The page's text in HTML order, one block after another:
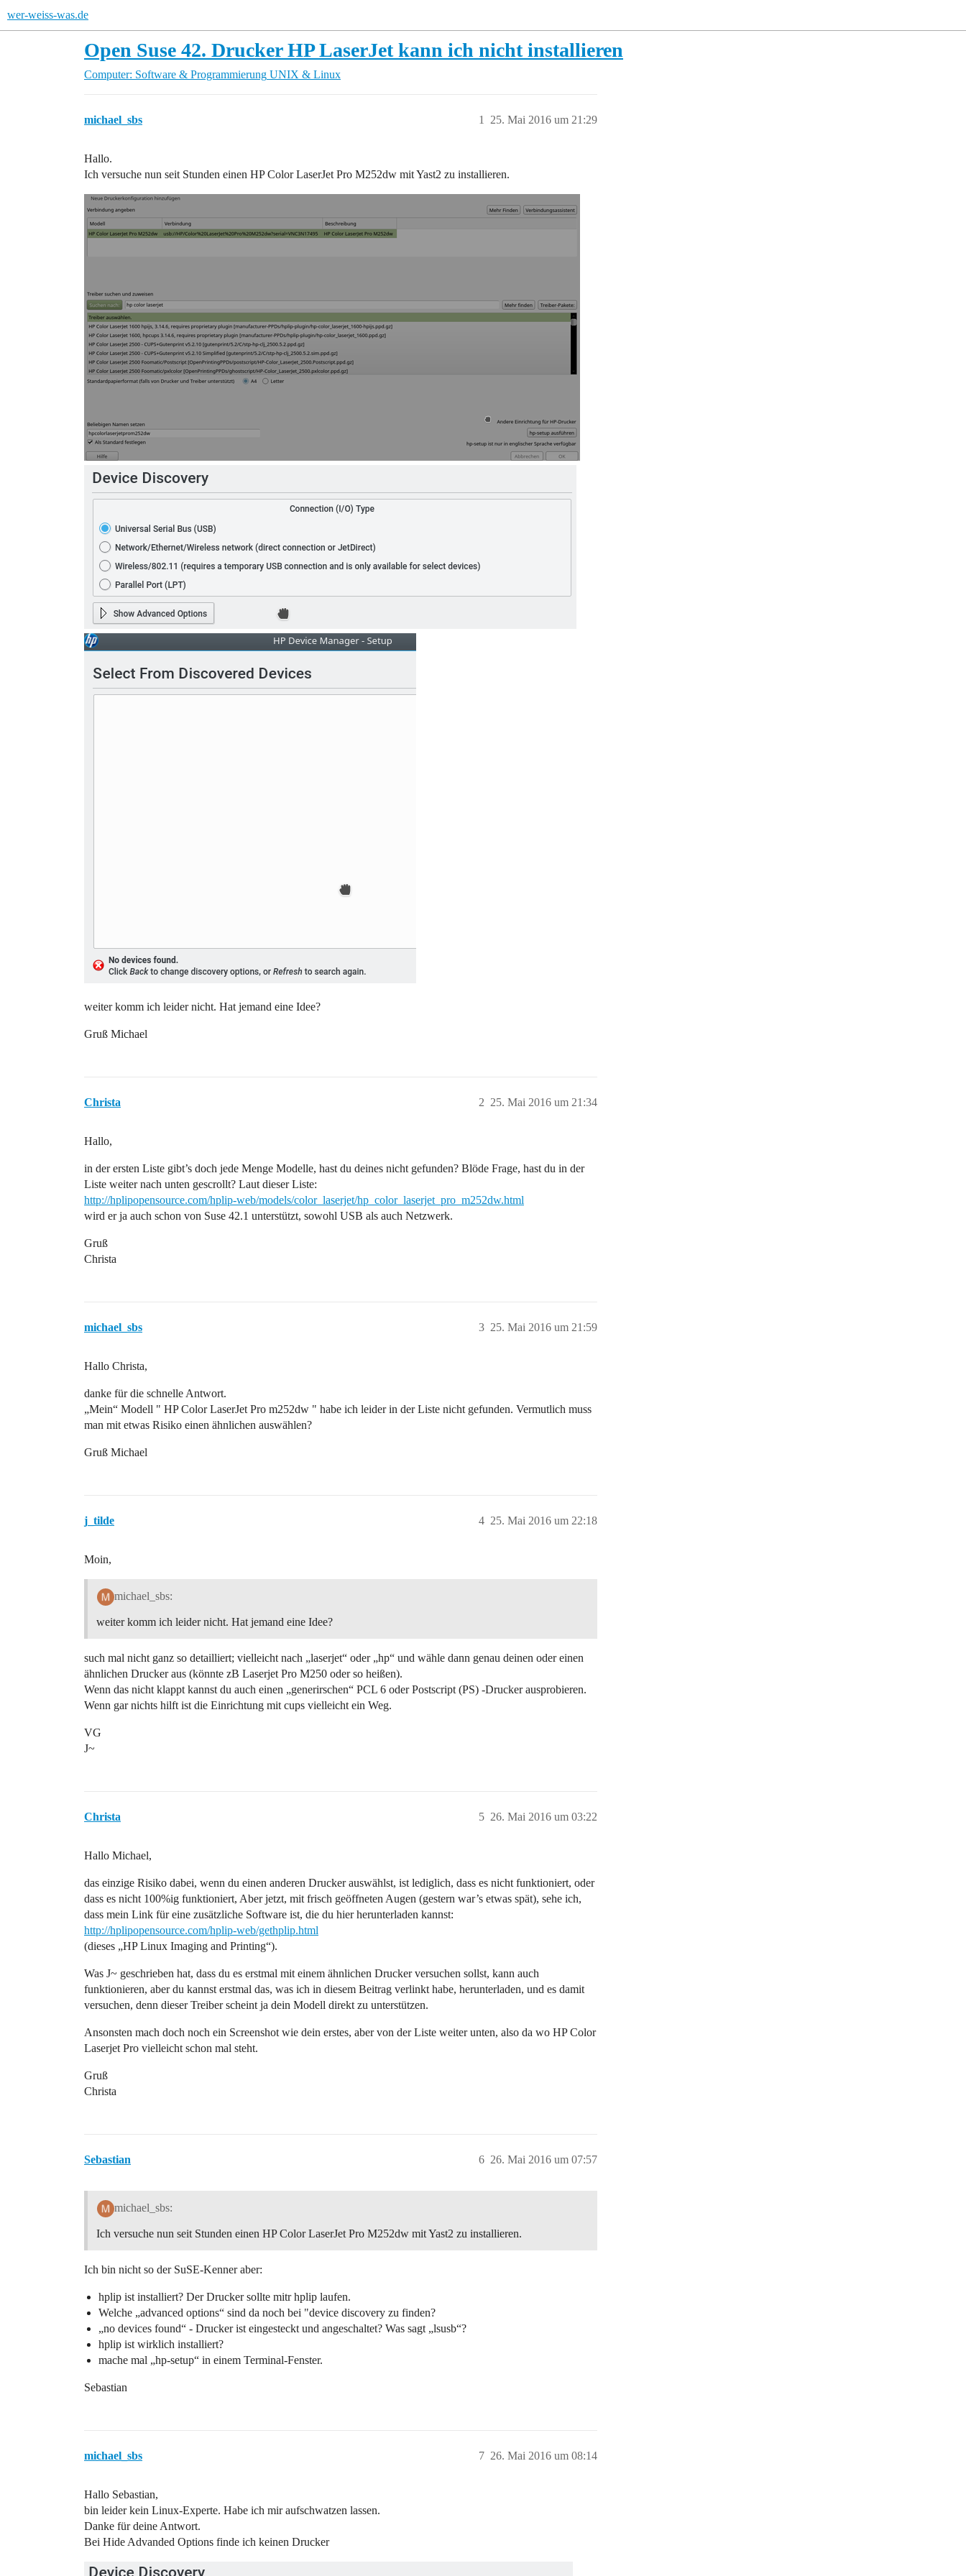
wer-weiss-was.de
Open Suse 42. Drucker HP LaserJet kann ich nicht installieren
Computer: Software & Programmierung UNIX & Linux
michael_sbs 25. Mai 2016 um 21:29
1
Hallo.
Ich versuche nun seit Stunden einen HP Color LaserJet Pro M252dw mit Yast2 zu installieren.
weiter komm ich leider nicht. Hat jemand eine Idee?
Gruß Michael
Christa 25. Mai 2016 um 21:34
2
Hallo,
in der ersten Liste gibt’s doch jede Menge Modelle, hast du deines nicht gefunden? Blöde Frage, hast du in der
Liste weiter nach unten gescrollt? Laut dieser Liste:
http://hplipopensource.com/hplip-web/models/color_laserjet/hp_color_laserjet_pro_m252dw.html
wird er ja auch schon von Suse 42.1 unterstützt, sowohl USB als auch Netzwerk.
Gruß
Christa
michael_sbs 25. Mai 2016 um 21:59
3
Hallo Christa,
danke für die schnelle Antwort.
„Mein“ Modell " HP Color LaserJet Pro m252dw " habe ich leider in der Liste nicht gefunden. Vermutlich muss
man mit etwas Risiko einen ähnlichen auswählen?
Gruß Michael
j_tilde 25. Mai 2016 um 22:18
4
Moin,
michael_sbs:
weiter komm ich leider nicht. Hat jemand eine Idee?
such mal nicht ganz so detailliert; vielleicht nach „laserjet“ oder „hp“ und wähle dann genau deinen oder einen
ähnlichen Drucker aus (könnte zB Laserjet Pro M250 oder so heißen).
Wenn das nicht klappt kannst du auch einen „generirschen“ PCL 6 oder Postscript (PS) -Drucker ausprobieren.
Wenn gar nichts hilft ist die Einrichtung mit cups vielleicht ein Weg.
VG
J~
Christa 26. Mai 2016 um 03:22
5
Hallo Michael,
das einzige Risiko dabei, wenn du einen anderen Drucker auswählst, ist lediglich, dass es nicht funktioniert, oder
dass es nicht 100%ig funktioniert, Aber jetzt, mit frisch geöffneten Augen (gestern war’s etwas spät), sehe ich,
dass mein Link für eine zusätzliche Software ist, die du hier herunterladen kannst:
http://hplipopensource.com/hplip-web/gethplip.html
(dieses „HP Linux Imaging and Printing“).
Was J~ geschrieben hat, dass du es erstmal mit einem ähnlichen Drucker versuchen sollst, kann auch
funktionieren, aber du kannst erstmal das, was ich in diesem Beitrag verlinkt habe, herunterladen, und es damit
versuchen, denn dieser Treiber scheint ja dein Modell direkt zu unterstützen.
Ansonsten mach doch noch ein Screenshot wie dein erstes, aber von der Liste weiter unten, also da wo HP Color
Laserjet Pro vielleicht schon mal steht.
Gruß
Christa
Sebastian 26. Mai 2016 um 07:57
6
michael_sbs:
Ich versuche nun seit Stunden einen HP Color LaserJet Pro M252dw mit Yast2 zu installieren.
Ich bin nicht so der SuSE-Kenner aber:
hplip ist installiert? Der Drucker sollte mitr hplip laufen.
Welche „advanced options“ sind da noch bei "device discovery zu finden?
„no devices found“ - Drucker ist eingesteckt und angeschaltet? Was sagt „lsusb“?
hplip ist wirklich installiert?
mache mal „hp-setup“ in einem Terminal-Fenster.
Sebastian
michael_sbs 26. Mai 2016 um 08:14
7
Hallo Sebastian,
bin leider kein Linux-Experte. Habe ich mir aufschwatzen lassen.
Danke für deine Antwort.
Bei Hide Advanded Options finde ich keinen Drucker